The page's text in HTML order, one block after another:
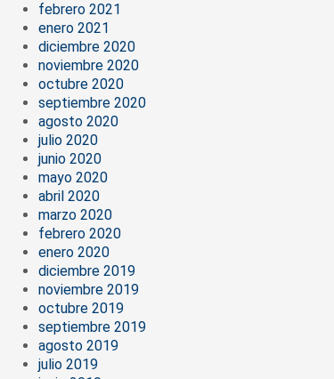
febrero 2021
enero 2021
diciembre 2020
noviembre 2020
octubre 2020
septiembre 2020
agosto 2020
julio 2020
junio 2020
mayo 2020
abril 2020
marzo 2020
febrero 2020
enero 2020
diciembre 2019
noviembre 2019
octubre 2019
septiembre 2019
agosto 2019
julio 2019